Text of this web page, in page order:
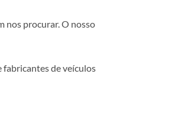
nos procurar. O nosso
de veículos